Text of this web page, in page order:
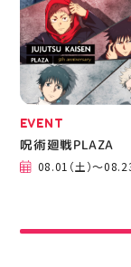
店
お
ヨ
プ
EVENT
呪術廻戦PLAZA
08.01（土）～08.23